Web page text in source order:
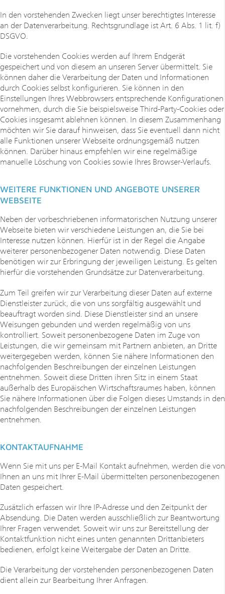
In den vorstehenden Zwecken liegt unser berechtigtes Interesse
an der Datenverarbeitung. Rechtsgrundlage ist Art. 6 Abs. 1 lit. f)
DSGVO.
Die vorstehenden Cookies werden auf Ihrem Endgerät
gespeichert und von diesem an unseren Server übermittelt. Sie
können daher die Verarbeitung der Daten und Informationen
durch Cookies selbst konfigurieren. Sie können in den
Einstellungen Ihres Webbrowsers entsprechende Konfigurationen
vornehmen, durch die Sie beispielsweise Third-Party-Cookies oder
Cookies insgesamt ablehnen können. In diesem Zusammenhang
möchten wir Sie darauf hinweisen, dass Sie eventuell dann nicht
alle Funktionen unserer Webseite ordnungsgemäß nutzen
können. Darüber hinaus empfehlen wir eine regelmäßige
manuelle Löschung von Cookies sowie Ihres Browser-Verlaufs.
WEITERE FUNKTIONEN UND ANGEBOTE UNSERER
WEBSEITE
Neben der vorbeschriebenen informatorischen Nutzung unserer
Webseite bieten wir verschiedene Leistungen an, die Sie bei
Interesse nutzen können. Hierfür ist in der Regel die Angabe
weiterer personenbezogener Daten notwendig. Diese Daten
benötigen wir zur Erbringung der jeweiligen Leistung. Es gelten
hierfür die vorstehenden Grundsätze zur Datenverarbeitung.
Zum Teil greifen wir zur Verarbeitung dieser Daten auf externe
Dienstleister zurück, die von uns sorgfältig ausgewählt und
beauftragt worden sind. Diese Dienstleister sind an unsere
Weisungen gebunden und werden regelmäßig von uns
kontrolliert. Soweit personenbezogene Daten im Zuge von
Leistungen, die wir gemeinsam mit Partnern anbieten, an Dritte
weitergegeben werden, können Sie nähere Informationen den
nachfolgenden Beschreibungen der einzelnen Leistungen
entnehmen. Soweit diese Dritten ihren Sitz in einem Staat
außerhalb des Europäischen Wirtschaftsraumes haben, können
Sie nähere Informationen über die Folgen dieses Umstands in den
nachfolgenden Beschreibungen der einzelnen Leistungen
entnehmen.
KONTAKTAUFNAHME
Wenn Sie mit uns per E-Mail Kontakt aufnehmen, werden die von
Ihnen an uns mit Ihrer E-Mail übermittelten personenbezogenen
Daten gespeichert.
Zusätzlich erfassen wir Ihre IP-Adresse und den Zeitpunkt der
Absendung. Die Daten werden ausschließlich zur Beantwortung
Ihrer Fragen verwendet. Soweit wir uns zur Bereitstellung der
Kontaktfunktion nicht eines unten genannten Drittanbieters
bedienen, erfolgt keine Weitergabe der Daten an Dritte.
Die Verarbeitung der vorstehenden personenbezogenen Daten
dient allein zur Bearbeitung Ihrer Anfragen.